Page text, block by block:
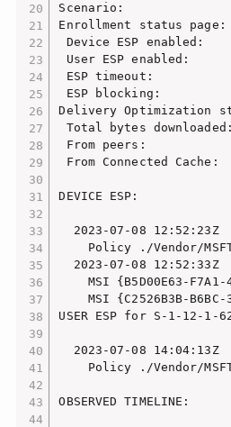
Scenario:
Enrollment status page:
Device ESP enabled:
User ESP enabled:
ESP timeout:
ESP blocking:
Delivery Optimization
Total bytes
From peers:
From Connected
DEVICE ESP:
  2023-07-08 12:52:23Z
Policy ./Vendor/
  2023-07-08 12:52:33Z
MSI {B5D00E63-
MSI {C2526B3B-
USER ESP for S-1-12-1-
  2023-07-08 14:04:13Z
Policy ./Vendor/
OBSERVED TIMELINE: